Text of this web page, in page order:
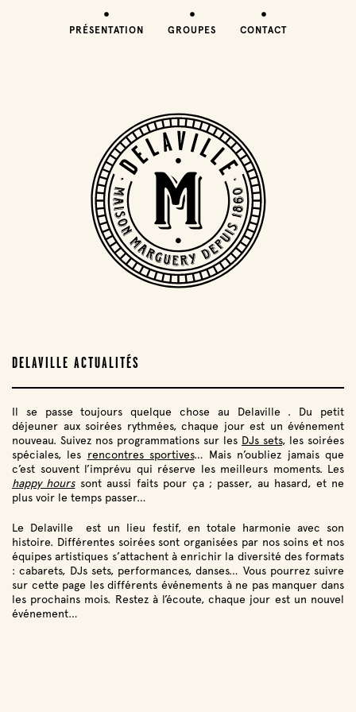
PRÉSENTATION GROUPES CONTACT
DELAVILLE ACTUALITÉS
Il se passe toujours quelque chose au Delaville . Du petit
déjeuner aux soirées rythmées, chaque jour est un événement
nouveau. Suivez nos programmations sur les DJs sets, les soirées
spéciales, les rencontres sportives… Mais n’oubliez jamais que
c’est souvent l’imprévu qui réserve les meilleurs moments. Les
happy hourssont aussi faits pour ça ; passer, au hasard, et ne
plus voir le temps passer…
Le Delaville est un lieu festif, en totale harmonie avec son
histoire. Différentes soirées sont organisées par nos soins et nos
équipes artistiques s’attachent à enrichir la diversité des formats
: cabarets, DJs sets, performances, danses… Vous pourrez suivre
sur cette page les différents événements à ne pas manquer dans
les prochains mois. Restez à l’écoute, chaque jour est un nouvel
événement…